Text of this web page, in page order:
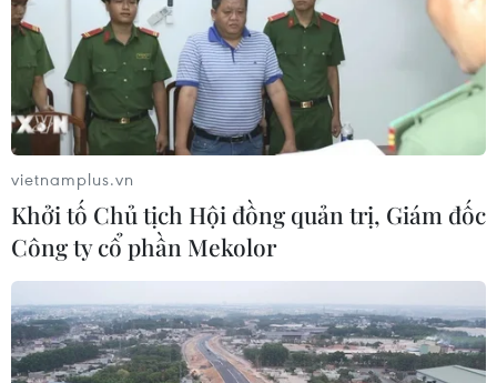
vietnamplus.vn
Khởi tố Chủ tịch Hội đồng quản trị, Giám đốc
Công ty cổ phần Mekolor